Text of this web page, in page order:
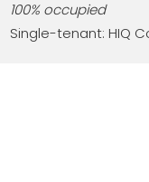
100% occupied
Single-tenant: HIQ